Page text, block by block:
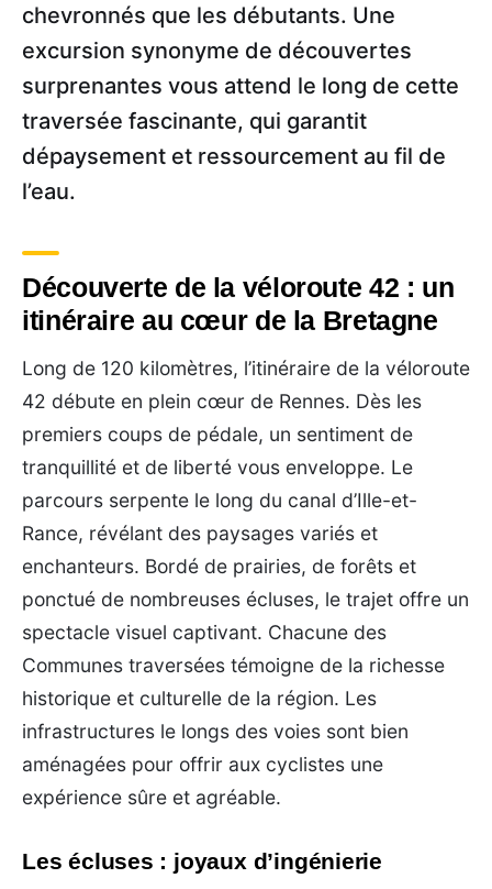
chevronnés que les débutants. Une
excursion synonyme de découvertes
surprenantes vous attend le long de cette
traversée fascinante, qui garantit
dépaysement et ressourcement au fil de
l’eau.
Découverte de la véloroute 42 : un
itinéraire au cœur de la Bretagne
Long de 120 kilomètres, l’itinéraire de la véloroute
42 débute en plein cœur de Rennes. Dès les
premiers coups de pédale, un sentiment de
tranquillité et de liberté vous enveloppe. Le
parcours serpente le long du canal d’Ille-et-
Rance, révélant des paysages variés et
enchanteurs. Bordé de prairies, de forêts et
ponctué de nombreuses écluses, le trajet offre un
spectacle visuel captivant. Chacune des
Communes traversées témoigne de la richesse
historique et culturelle de la région. Les
infrastructures le longs des voies sont bien
aménagées pour offrir aux cyclistes une
expérience sûre et agréable.
Les écluses : joyaux d’ingénierie